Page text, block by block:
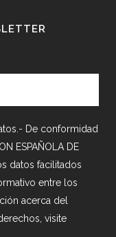
De conformidad
ESPAÑOLA DE
datos facilitados
entre los
acerca del
visite